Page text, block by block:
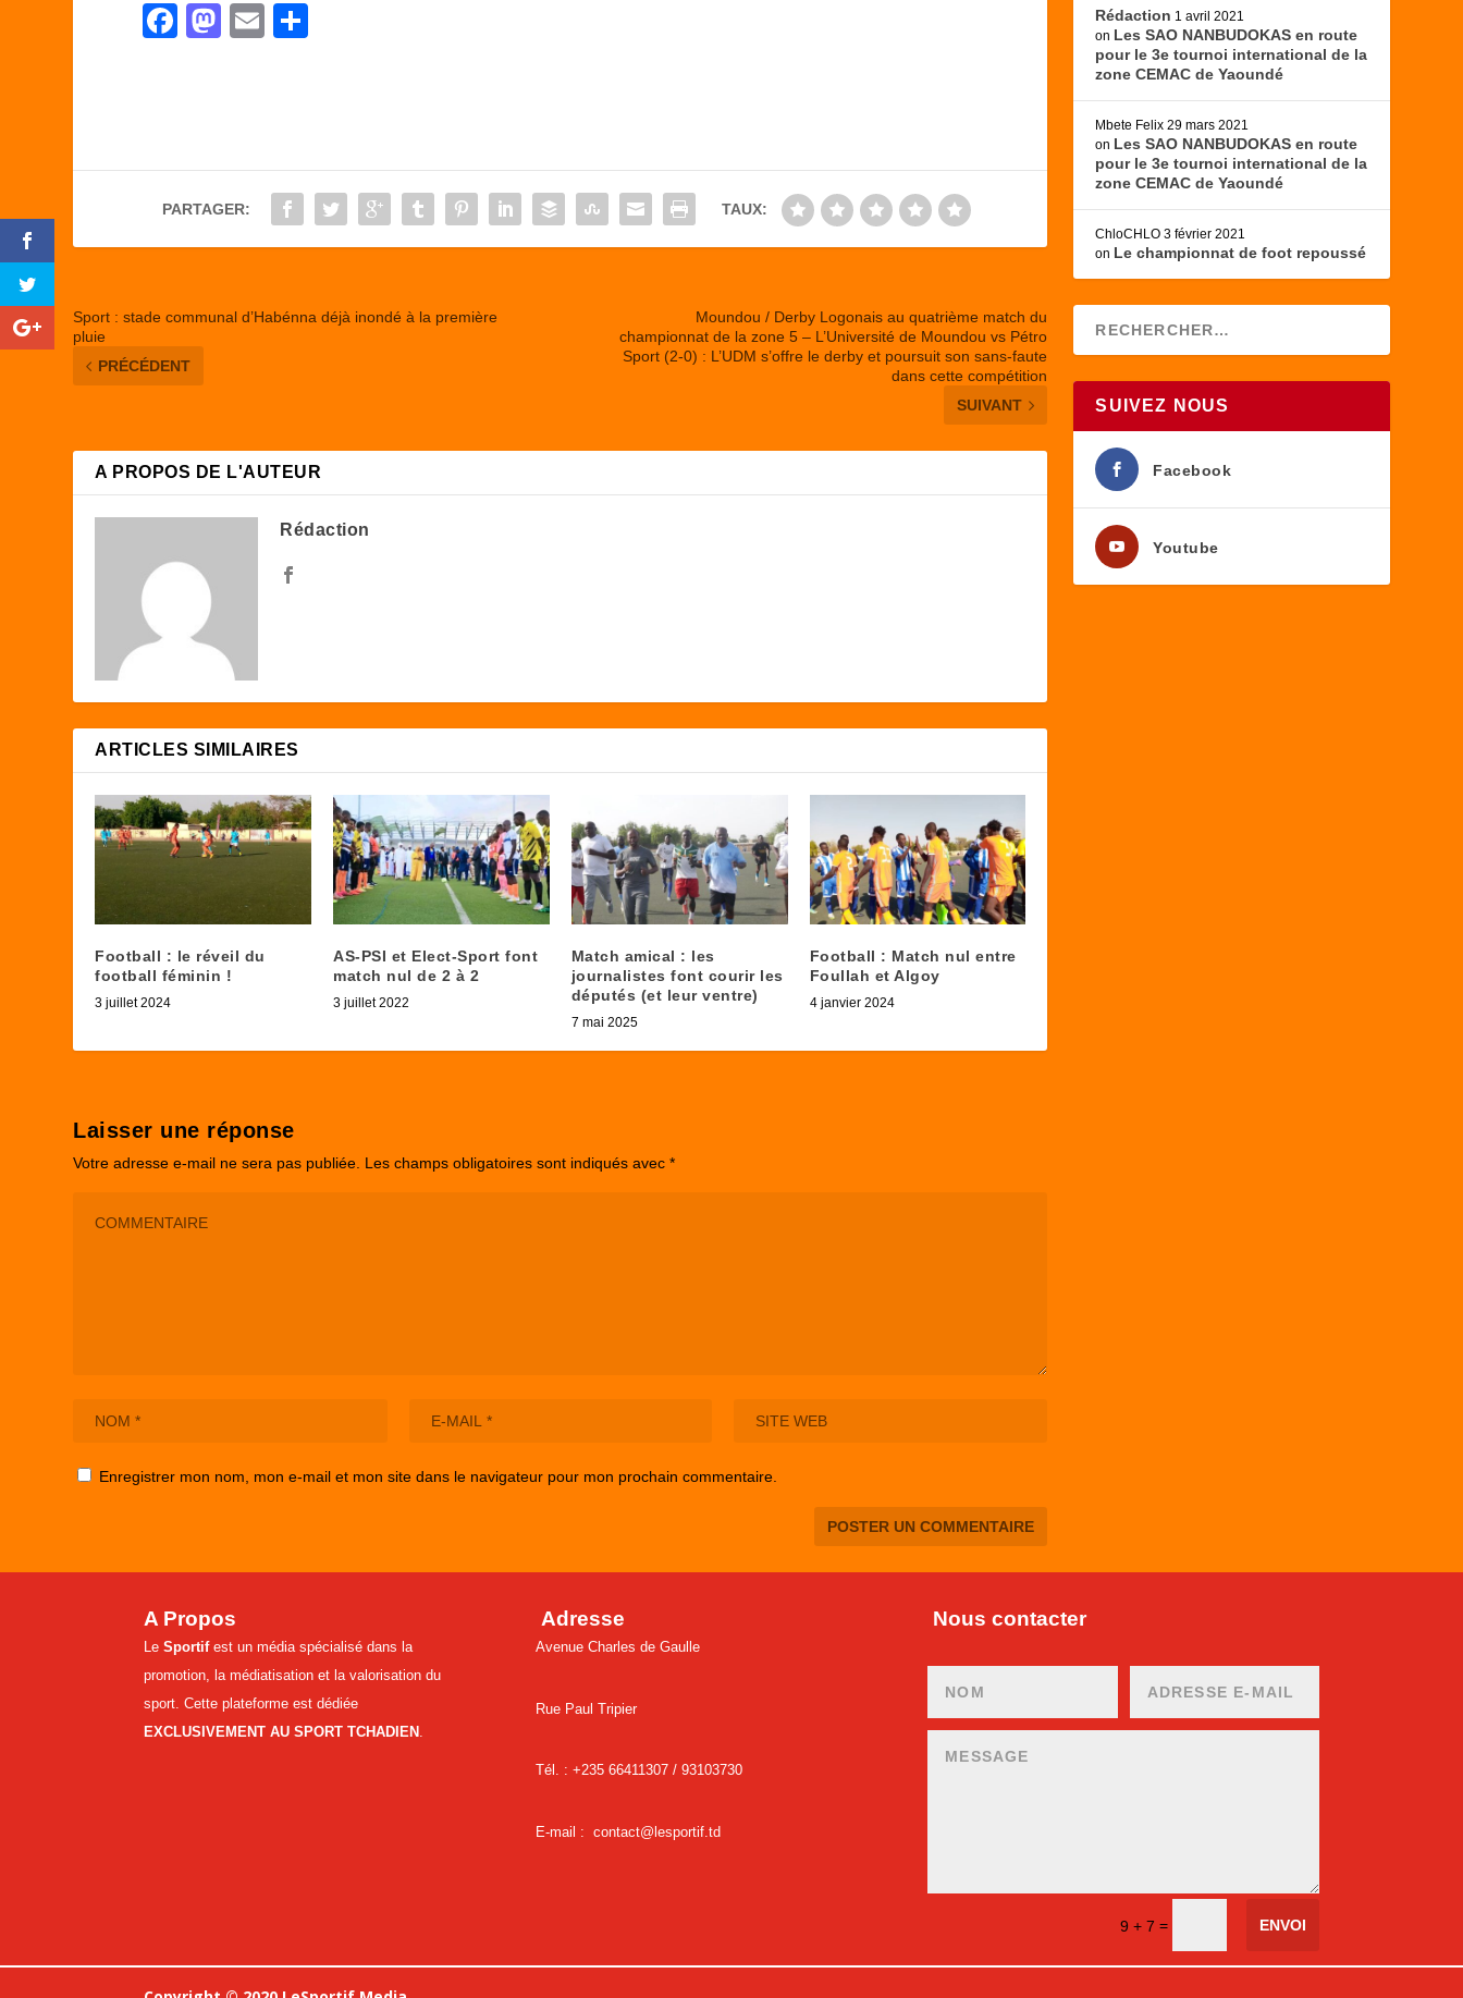
F
b
o
M
d
o
E
er
PARTAGER: TAUX:
Sport : stade communal d’Habénna déjà inondé à la première
pluie
PRÉCÉDENT
Moundou / Derby Logonais au quatrième match du
championnat de la zone 5 – L’Université de Moundou vs Pétro
Sport (2-0) : L’UDM s’offre le derby et poursuit son sans-faute
dans cette compétition
SUIVANT
A PROPOS DE L'AUTEUR
Rédaction
ARTICLES SIMILAIRES
Football : le réveil du
football féminin !
3 juillet 2024
AS-PSI et Elect-Sport font
match nul de 2 à 2
3 juillet 2022
Match amical : les
journalistes font courir les
députés (et leur ventre)
7 mai 2025
Football : Match nul entre
Foullah et Algoy
4 janvier 2024
Laisser une réponse
Votre adresse e-mail ne sera pas publiée. Les champs obligatoires sont indiqués avec*
Enregistrer mon nom, mon e-mail et mon site dans le navigateur pour mon prochain commentaire.
Rédaction 1 avril 2021
on Les SAO NANBUDOKAS en route
pour le 3e tournoi international de la
zone CEMAC de Yaoundé
Mbete Felix 29 mars 2021
on Les SAO NANBUDOKAS en route
pour le 3e tournoi international de la
zone CEMAC de Yaoundé
ChloCHLO 3 février 2021
on Le championnat de foot repoussé
SUIVEZ NOUS
Facebook
Youtube
A Propos
Le Sportifest un média spécialisé dans la
promotion, la médiatisation et la valorisation du
sport. Cette plateforme est dédiée
EXCLUSIVEMENT AU SPORT TCHADIEN .
Adresse
Avenue Charles de Gaulle
Rue Paul Tripier
Tél. : +235 66411307 / 93103730
E-mail : contact@lesportif.td
Nous contacter
9 + 7 = ENVOI